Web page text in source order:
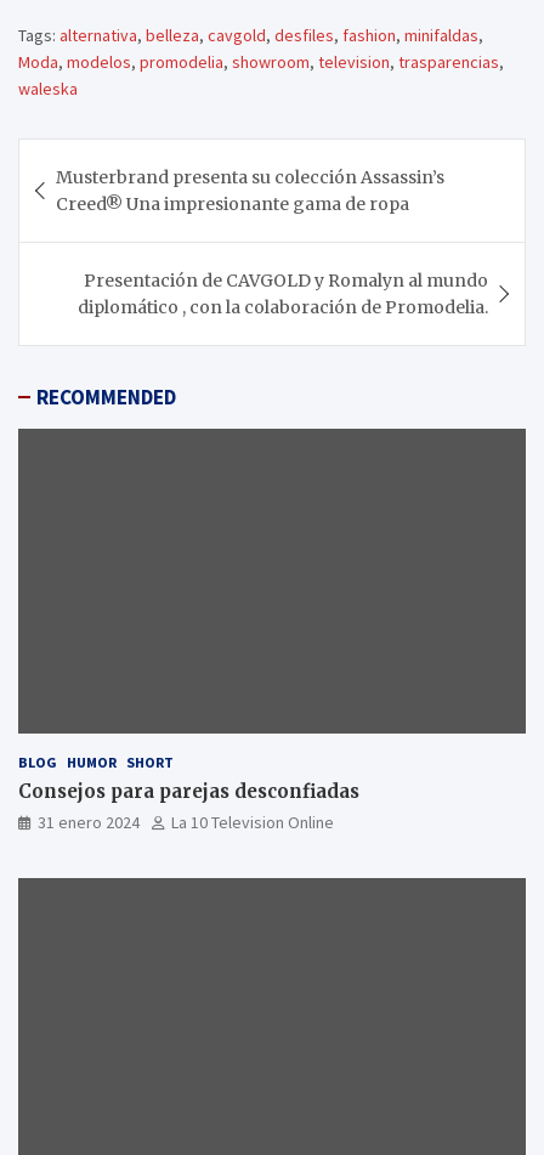
Tags: alternativa, belleza, cavgold, desfiles, fashion, minifaldas,
Moda, modelos, promodelia, showroom, television, trasparencias,
waleska
de
entradas
Musterbrand presenta su colección Assassin’s
Creed® Una impresionante gama de ropa
Presentación de CAVGOLD y Romalyn al mundo
diplomático , con la colaboración de Promodelia.
RECOMMENDED
BLOG HUMOR SHORT
Consejos para parejas desconfiadas
31 enero 2024 La 10 Television Online